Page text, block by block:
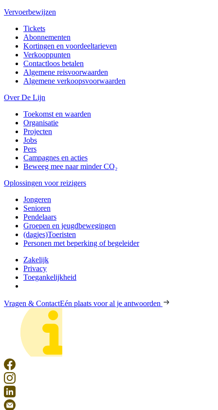
Vervoerbewijzen
Tickets
Abonnementen
Kortingen en voordeeltarieven
Verkooppunten
Contactloos betalen
Algemene reisvoorwaarden
Algemene verkoopsvoorwaarden
Over De Lijn
Toekomst en waarden
Organisatie
Projecten
Jobs
Pers
Campagnes en acties
Beweeg mee naar minder CO₂
Oplossingen voor reizigers
Jongeren
Senioren
Pendelaars
Groepen en jeugdbewegingen
(dagjes)Toeristen
Personen met beperking of begeleider
Zakelijk
Privacy
Toegankelijkheid
Vragen & ContactEén plaats voor al je antwoorden